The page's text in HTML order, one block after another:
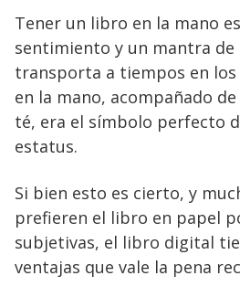
Tener un libro en la mano
sentimiento y un mantra de
transporta a tiempos en
en la mano, acompañado
té, era el símbolo perfecto
estatus.
Si bien esto es cierto, y
prefieren el libro en papel
subjetivas, el libro digital
ventajas que vale la pena